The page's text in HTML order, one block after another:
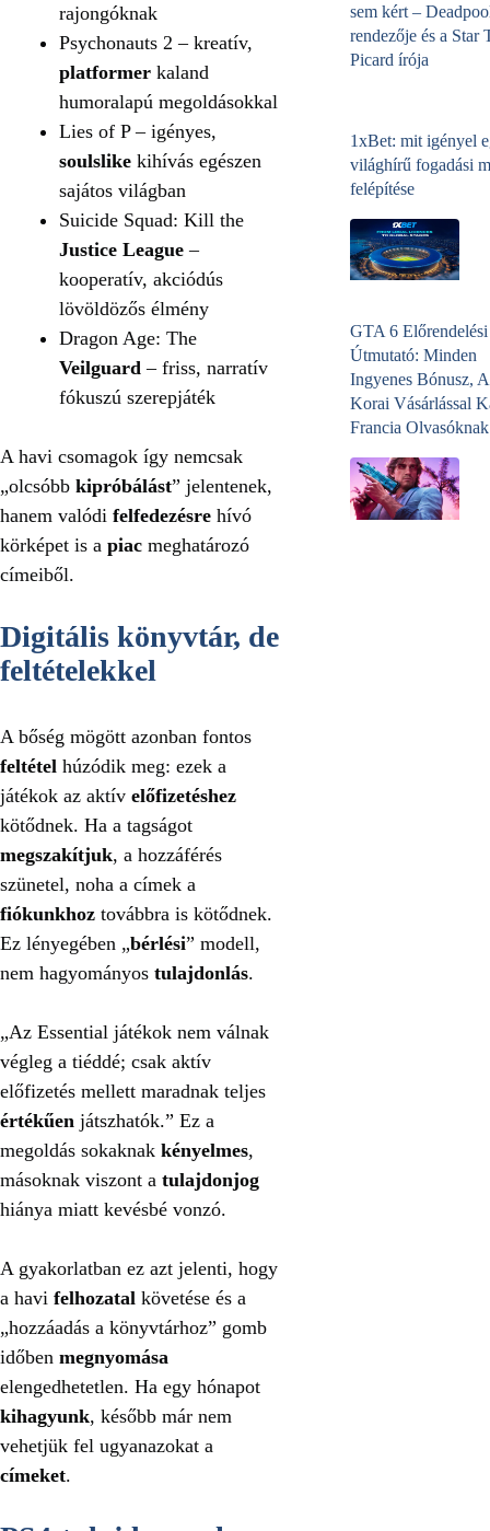
rajongóknak
Psychonauts 2 – kreatív,
platformer kaland
humoralapú megoldásokkal
Lies of P – igényes,
soulslike kihívás egészen
sajátos világban
Suicide Squad: Kill the
Justice League –
kooperatív, akciódús
lövöldözős élmény
Dragon Age: The
Veilguard – friss, narratív
fókuszú szerepjáték
A havi csomagok így nemcsak
„olcsóbb kipróbálást” jelentenek,
hanem valódi felfedezésre hívó
körképet is a piac meghatározó
címeiből.
Digitális könyvtár, de
feltételekkel
A bőség mögött azonban fontos
feltétel húzódik meg: ezek a
játékok az aktív előfizetéshez
kötődnek. Ha a tagságot
megszakítjuk, a hozzáférés
szünetel, noha a címek a
fiókunkhoz továbbra is kötődnek.
Ez lényegében „bérlési” modell,
nem hagyományos tulajdonlás.
„Az Essential játékok nem válnak
végleg a tiéddé; csak aktív
előfizetés mellett maradnak teljes
értékűen játszhatók.” Ez a
megoldás sokaknak kényelmes,
másoknak viszont a tulajdonjog
hiánya miatt kevésbé vonzó.
A gyakorlatban ez azt jelenti, hogy
a havi felhozatal követése és a
„hozzáadás a könyvtárhoz” gomb
időben megnyomása
elengedhetetlen. Ha egy hónapot
kihagyunk, később már nem
vehetjük fel ugyanazokat a
címeket.
sem kért –
rendezője és a Star
Picard írója
1xBet: mit igényel
világhírű fogadási
felépítése
GTA 6 Előrendelési
Útmutató: Minden
Ingyenes Bónusz,
Korai Vásárlással
Francia Olvasóknak